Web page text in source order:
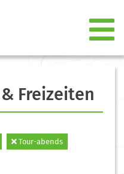
Freizeiten
Tour-abends